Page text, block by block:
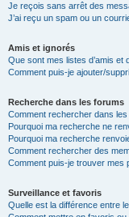
Je reçois sans arrêt des
J’ai reçu un spam ou un
Amis et ignorés
Que sont mes listes d’amis et
Comment puis-je ajouter/
Recherche dans les forums
Comment rechercher dans
Pourquoi ma recherche ne
Pourquoi ma recherche
Comment rechercher des
Comment puis-je trouver mes
Surveillance et favoris
Quelle est la différence entre